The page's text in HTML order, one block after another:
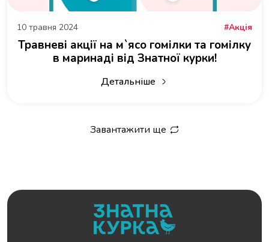
10 травня 2024 Акція
Травневі акції на м`ясо гомілки та гомілку
в маринаді від Знатної курки!
Детальніше
про Травневі акції на м`ясо гомілки
Завантажити ще